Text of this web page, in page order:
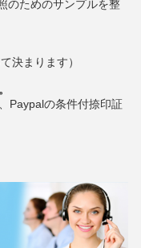
のためのサンプルを整
決まります）
Paypalの条件付捺印証